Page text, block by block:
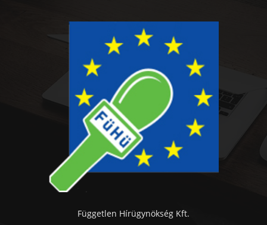
Független Hírügynökség Kft.